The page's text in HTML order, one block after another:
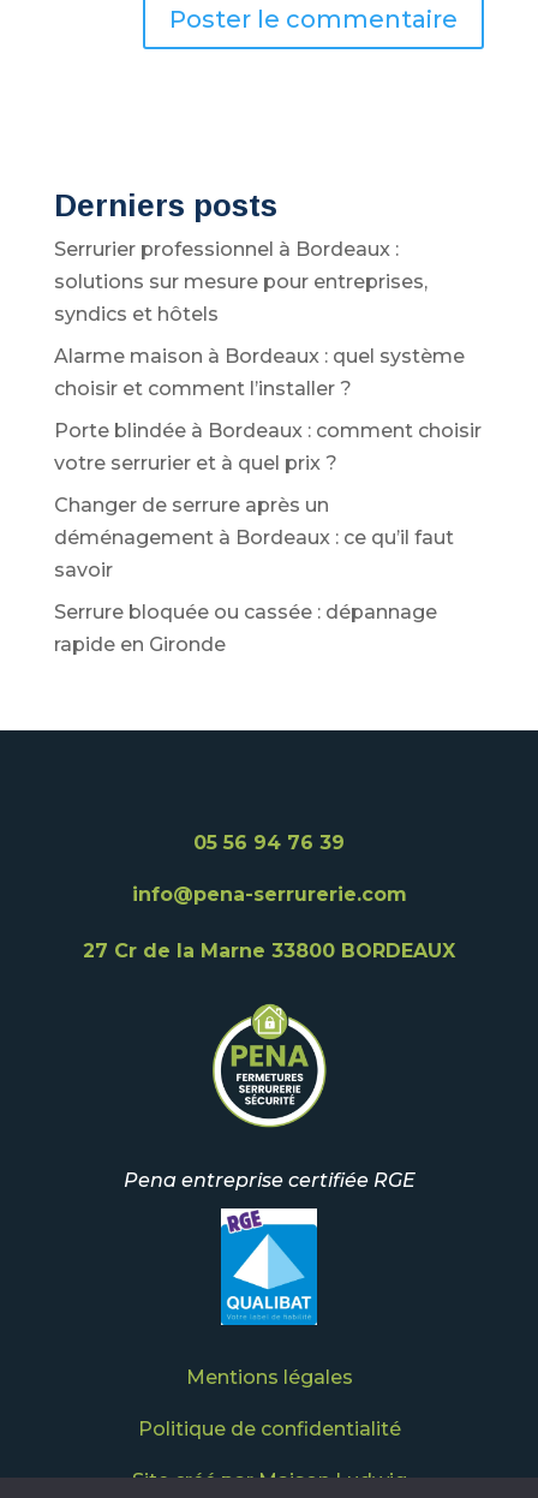
r
a
t
i
v
e
:
Derniers posts
Serrurier professionnel à Bordeaux :
solutions sur mesure pour entreprises,
syndics et hôtels
Alarme maison à Bordeaux : quel système
choisir et comment l’installer ?
Porte blindée à Bordeaux : comment choisir
votre serrurier et à quel prix ?
Changer de serrure après un
déménagement à Bordeaux : ce qu’il faut
savoir
Serrure bloquée ou cassée : dépannage
rapide en Gironde
05 56 94 76 39
info@pena-serrurerie.com
27 Cr de la Marne 33800 BORDEAUX
Pena entreprise certifiée RGE
Mentions légales
Politique de confidentialité
Site créé par Maison Ludwig